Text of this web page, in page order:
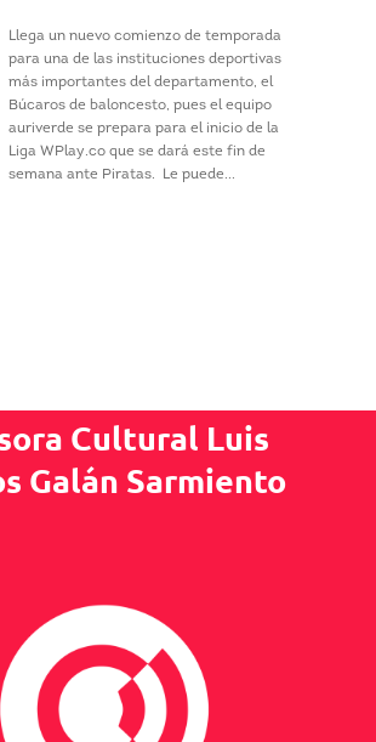
Llega un nuevo comienzo de temporada
para una de las instituciones deportivas
más importantes del departamento, el
Búcaros de baloncesto, pues el equipo
auriverde se prepara para el inicio de la
Liga WPlay.co que se dará este fin de
semana ante Piratas. Le puede...
Cultural Luis
Galán Sarmiento